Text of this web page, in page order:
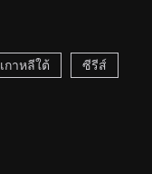
เกาหลีใต้ ซีรีส์